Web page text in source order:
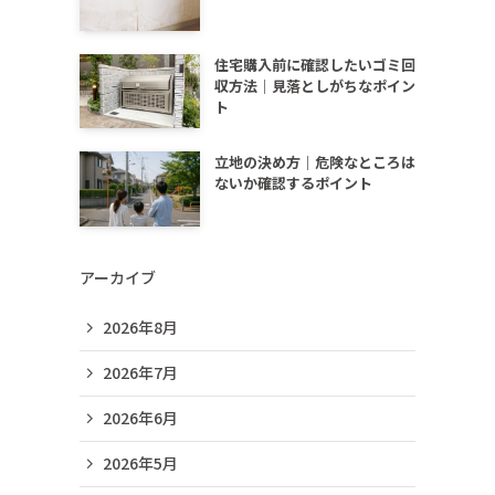
住宅購入前に確認したいゴミ回
収方法｜見落としがちなポイン
ト
立地の決め方｜危険なところは
ないか確認するポイント
アーカイブ
2026年8月
2026年7月
2026年6月
2026年5月